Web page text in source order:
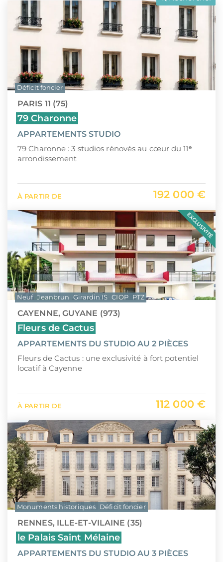
CIIC (Corse)
Maurice (non-résident)
TVA réduite
Pays de la Loire
Provence-Alpes-Côte d'Azur
Guadeloupe (971)
Guyane (973)
La Réunion (974)
Martinique (972)
Nouvelle-Calédonie (988)
Polynésie française (987)
Île Maurice
PARIS 11 (75)
79 Charonne
APPARTEMENTS STUDIO
79 Charonne : 3 studios rénovés au cœur du 11ᵉ
arrondissement
À PARTIR DE 192 000 €
Déficit foncier
CAYENNE, GUYANE (973)
Fleurs de Cactus
APPARTEMENTS DU STUDIO AU 2 PIÈCES
Fleurs de Cactus : une exclusivité à fort potentiel
locatif à Cayenne
À PARTIR DE 112 000 €
Neuf Jeanbrun Girardin IS CIOP PTZ
EXCLUSIVITÉ
RENNES, ILLE-ET-VILAINE (35)
le Palais Saint Mélaine
APPARTEMENTS DU STUDIO AU 3 PIÈCES
Monuments historiques Déficit foncier